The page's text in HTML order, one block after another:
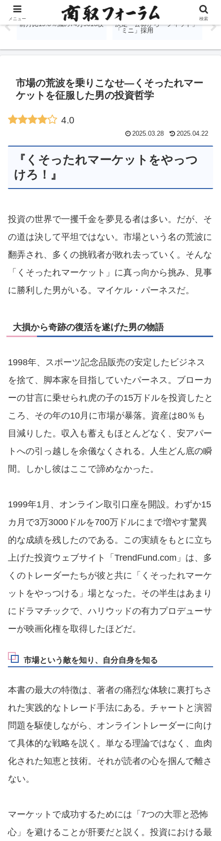
国内商品先物、7月出来高は
前月比19.8％減の74万9016枚
堂島取引所、金銀白金の愛称
決定 公募から「フィット」
「ミニ」採用
表
す
市場の荒波を乗りこなせ―くそったれマー
ケットを征服した男の投資哲学
4.0
2025.03.28 2025.04.22
『くそったれマーケットをやっつ
けろ！』
投資の世界で一攫千金を夢見る者は多い。だが、そ
の道は決して平坦ではない。市場という名の荒波に
翻弄され、多くの挑戦者が敗れ去っていく。そんな
「くそったれマーケット」に真っ向から挑み、見事
に勝利した男がいる。マイケル・パーネスだ。
大損から奇跡の復活を遂げた男の物語
1998年、スポーツ記念品販売の安定したビジネス
を捨て、脚本家を目指していたパーネス。ブローカ
ーの甘言に乗せられ虎の子の15万ドルを投資したと
ころ、その年の10月に市場が暴落。資産は80％も
目減りした。収入も蓄えもほとんどなく、安アパー
トへの引っ越しを余儀なくされる。人生どん底の瞬
間。しかし彼はここで諦めなかった。
1999年1月、オンライン取引口座を開設。わずか15
カ月で3万3000ドルを700万ドルにまで増やす驚異
的な成績を残したのである。この実績をもとに立ち
上げた投資ウェブサイト「TrendFund.com」は、多
くのトレーダーたちが彼と共に「くそったれマーケ
ットをやっつける」場となった。その半生はあまり
にドラマチックで、ハリウッドの有力プロデューサ
ーが映画化権を取得したほどだ。
市場という敵を知り、自分自身を知る
本書の最大の特徴は、著者の痛烈な体験に裏打ちさ
れた実践的なトレード手法にある。チャートと演習
問題を駆使しながら、オンライントレーダーに向け
て具体的な戦略を説く。単なる理論ではなく、血肉
化された知恵と技術。それが読者の心を掴んで離さ
ない。
マーケットで成功するためには「7つの大罪と恐怖
心」を避けることが肝要だと説く。投資における最
メニュー 検索